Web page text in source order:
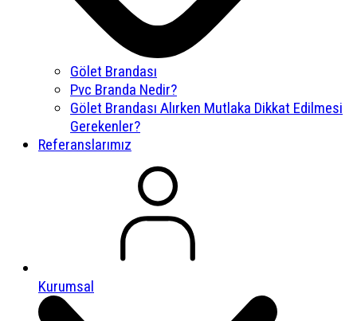
Gölet Brandası
Pvc Branda Nedir?
Gölet Brandası Alırken Mutlaka Dikkat Edilmesi
Gerekenler?
Referanslarımız
Kurumsal